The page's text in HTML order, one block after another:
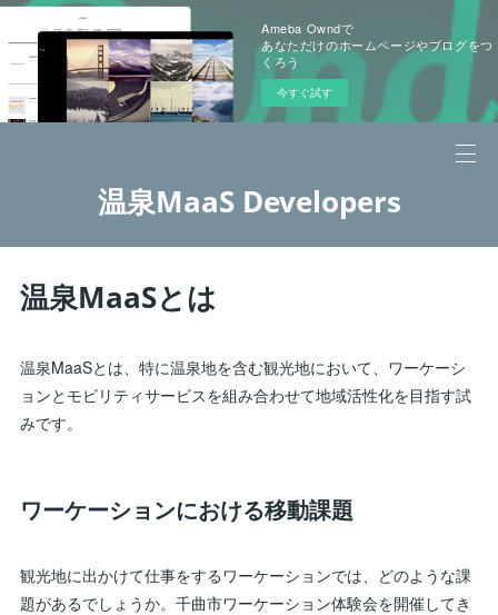
Ameba Owndで
あなただけのホームページやブログをつ
くろう
今すぐ試す
温泉MaaS Developers
温泉MaaSとは
温泉MaaSとは、特に温泉地を含む観光地において、ワーケーシ
ョンとモビリティサービスを組み合わせて地域活性化を目指す試
みです。
ワーケーションにおける移動課題
観光地に出かけて仕事をするワーケーションでは、どのような課
題があるでしょうか。千曲市ワーケーション体験会を開催してき